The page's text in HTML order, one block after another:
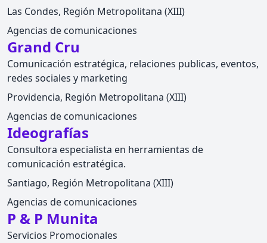
Las Condes, Región Metropolitana (XIII)
Agencias de comunicaciones
Grand Cru
Comunicación estratégica, relaciones publicas, eventos,
redes sociales y marketing
Providencia, Región Metropolitana (XIII)
Agencias de comunicaciones
Ideografías
Consultora especialista en herramientas de
comunicación estratégica.
Santiago, Región Metropolitana (XIII)
Agencias de comunicaciones
P & P Munita
Servicios Promocionales